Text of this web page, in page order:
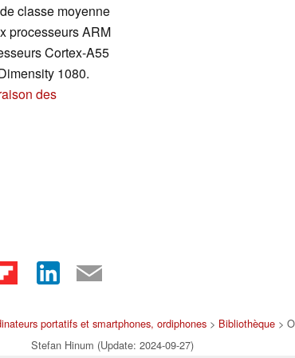
classe moyenne
processeurs ARM
Cortex-A55
1080.
des
portatifs et smartphones, ordiphones> Bibliothèque>
Stefan Hinum (Update: 2024-09-27)